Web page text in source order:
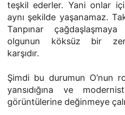
teşkil ederler. Yani onlar
aynı şekilde yaşanamaz.
Tanpınar
olgunun köksüz bir
karşıdır.
Şimdi bu durumun O’nun
yansıdığına ve
görüntülerine değinmeye